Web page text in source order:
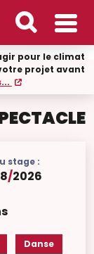
pour le climat
projet avant
stage :
/2026
Danse